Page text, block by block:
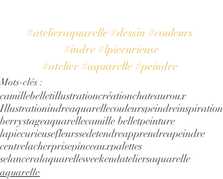
#atelieraquarelle #dessin #couleurs
#indre #lpiecurieuse
#atelier #aquarelle #peindre
Mots-clés :
camillebelletillustrationcréationchateauroux
Illustrationindreaquarellecouleurspeindreinspiration
berrystageaquarellecamille belletpeinture
lapiecurieusefleurssedetendreapprendreapeindre
centrelacherprisepinceauxpalettes
selanceralaquarelleweekendateliersaquarelle
aquarelle